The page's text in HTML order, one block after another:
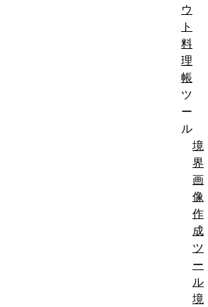
ウ
ト
料
理
帳
ツ
ー
ル
境
界
画
像
作
成
ツ
ー
ル
境